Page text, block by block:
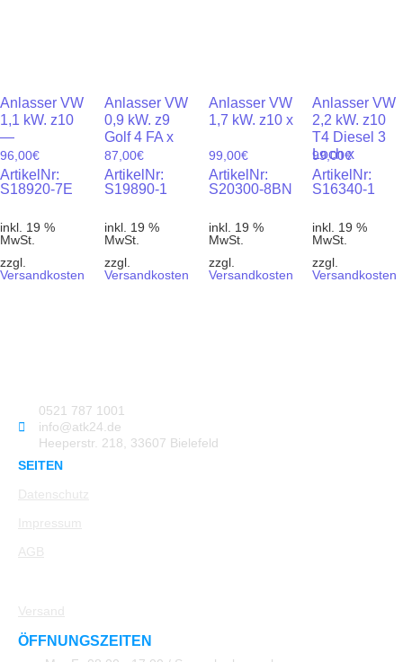
Anlasser VW
1,1 kW. z10
—
96,00€
ArtikelNr:
S18920-7E
inkl. 19 %
MwSt.
zzgl.
Versandkosten
Anlasser VW
0,9 kW. z9
Golf 4 FA x
87,00€
ArtikelNr:
S19890-1
inkl. 19 %
MwSt.
zzgl.
Versandkosten
Anlasser VW
1,7 kW. z10 x
99,00€
ArtikelNr:
S20300-8BN
inkl. 19 %
MwSt.
zzgl.
Versandkosten
Anlasser VW
2,2 kW. z10
T4 Diesel 3
Loch x
99,00€
ArtikelNr:
S16340-1
inkl. 19 %
MwSt.
zzgl.
Versandkosten
0521 787 1001
info@atk24.de
Heeperstr. 218, 33607 Bielefeld
SEITEN
Datenschutz
Impressum
AGB
Versand
ÖFFNUNGSZEITEN